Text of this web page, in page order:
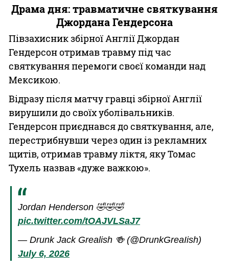
Драма дня: травматичне святкування
Джордана Гендерсона
Півзахисник збірної Англії Джордан
Гендерсон отримав травму під час
святкування перемоги своєї команди над
Мексикою.
Відразу після матчу гравці збірної Англії
вирушили до своїх уболівальників.
Гендерсон приєднався до святкування, але,
перестрибнувши через один із рекламних
щитів, отримав травму ліктя, яку Томас
Тухель назвав «дуже важкою».
Jordan Henderson 🤣🤣🤣
pic.twitter.com/tOAJVLSaJ7
— Drunk Jack Grealish 🍻 (@DrunkGreaIish)
July 6, 2026